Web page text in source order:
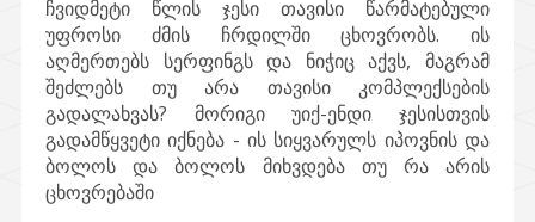
ჩვიდმეტი წლის ჯესი თავისი წარმატებული
უფროსი ძმის ჩრდილში ცხოვრობს. ის
აღმერთებს სერფინგს და ნიჭიც აქვს, მაგრამ
შეძლებს თუ არა თავისი კომპლექსების
გადალახვას? მორიგი უიქ-ენდი ჯესისთვის
გადამწყვეტი იქნება - ის სიყვარულს იპოვნის და
ბოლოს და ბოლოს მიხვდება თუ რა არის
ცხოვრებაში